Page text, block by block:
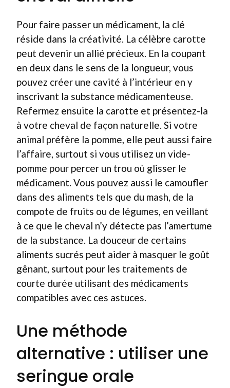
Pour faire passer un médicament, la clé
réside dans la créativité. La célèbre carotte
peut devenir un allié précieux. En la coupant
en deux dans le sens de la longueur, vous
pouvez créer une cavité à l’intérieur en y
inscrivant la substance médicamenteuse.
Refermez ensuite la carotte et présentez-la
à votre cheval de façon naturelle. Si votre
animal préfère la pomme, elle peut aussi faire
l’affaire, surtout si vous utilisez un vide-
pomme pour percer un trou où glisser le
médicament. Vous pouvez aussi le camoufler
dans des aliments tels que du mash, de la
compote de fruits ou de légumes, en veillant
à ce que le cheval n’y détecte pas l’amertume
de la substance. La douceur de certains
aliments sucrés peut aider à masquer le goût
gênant, surtout pour les traitements de
courte durée utilisant des médicaments
compatibles avec ces astuces.
Une méthode
alternative : utiliser une
seringue orale